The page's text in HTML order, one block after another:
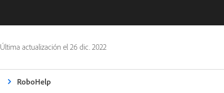
Última actualización el 26 dic. 2022
RoboHelp